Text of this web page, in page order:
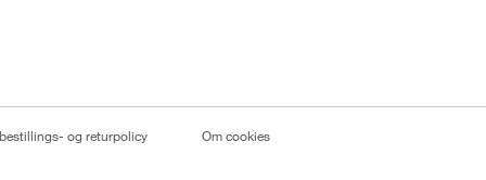
og returpolicy Om cookies